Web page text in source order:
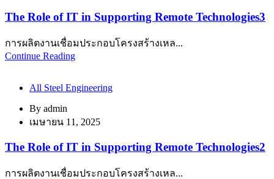
The Role of IT in Supporting Remote Technologies3
การผลิตงานเชื่อมประกอบโครงสร้างเหล...
Continue Reading
All Steel Engineering
By admin
เมษายน 11, 2025
The Role of IT in Supporting Remote Technologies2
การผลิตงานเชื่อมประกอบโครงสร้างเหล...